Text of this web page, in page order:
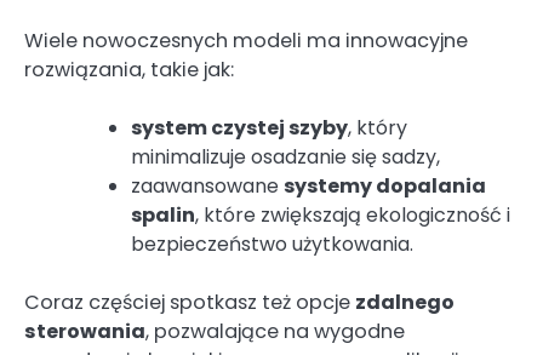
Wiele nowoczesnych modeli ma innowacyjne
rozwiązania, takie jak:
system czystej szyby, który
minimalizuje osadzanie się sadzy,
zaawansowane systemy dopalania
spalin, które zwiększają ekologiczność i
bezpieczeństwo użytkowania.
Coraz częściej spotkasz też opcje zdalnego
sterowania, pozwalające na wygodne